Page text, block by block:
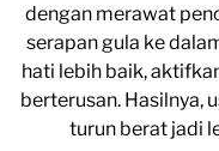
dengan merawat
serapan gula ke
hati lebih baik,
berterusan. Hasilnya,
turun berat jadi